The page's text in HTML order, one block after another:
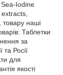
Iodine
наші
Таблетки
за
Росії
для
якості